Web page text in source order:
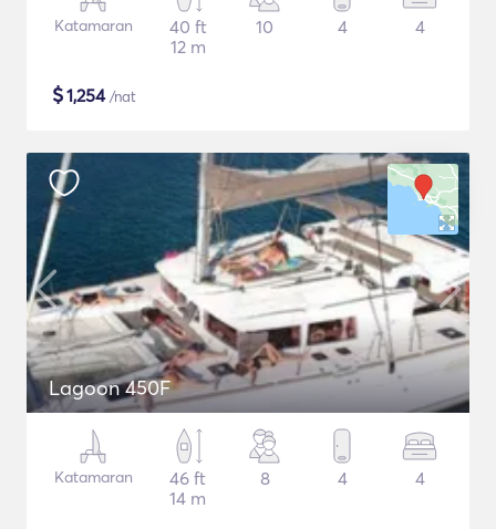
Katamaran
40 ft
12 m
10 4 4
$1,254/nat
Lagoon 450F
Katamaran
46 ft
14 m
8 4 4